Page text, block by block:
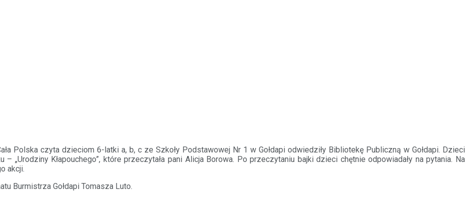
Polska czyta dzieciom 6-latki a, b, c ze Szkoły Podstawowej Nr 1 w Gołdapi odwiedziły Bibliotekę Publiczną w Gołdapi. Dzieci
– „Urodziny Kłapouchego”, które przeczytała pani Alicja Borowa. Po przeczytaniu bajki dzieci chętnie odpowiadały na pytania. Na
akcji.
Burmistrza Gołdapi Tomasza Luto.